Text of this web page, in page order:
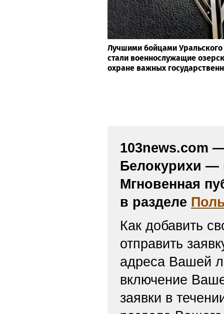
Лучшими бойцами Уральского
стали военнослужащие
охране важных
103news.com
Белокурихи —
Мгновенная
в разделе
Как добавить
отправить
адреса Вашей
включение
заявки в